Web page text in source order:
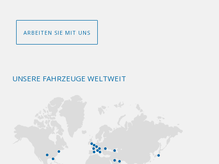
ARBEITEN SIE MIT UNS
UNSERE FAHRZEUGE WELTWEIT